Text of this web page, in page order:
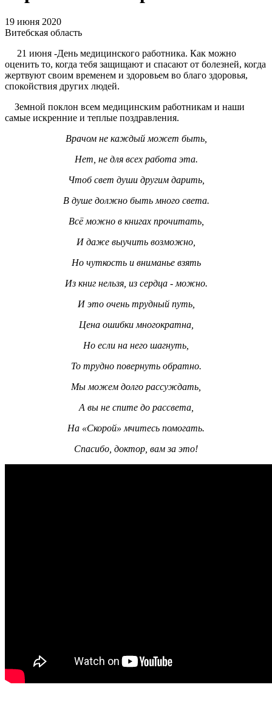
19 июня 2020
Витебская область
21 июня -День медицинского работника. Как можно
оценить то, когда тебя защищают и спасают от болезней, когда
жертвуют своим временем и здоровьем во благо здоровья,
спокойствия других людей.
Земной поклон всем медицинским работникам и наши
самые искренние и теплые поздравления.
Врачом не каждый может быть,
Нет, не для всех работа эта.
Чтоб свет души другим дарить,
В душе должно быть много света.
Всё можно в книгах прочитать,
И даже выучить возможно,
Но чуткость и вниманье взять
Из книг нельзя, из сердца - можно.
И это очень трудный путь,
Цена ошибки многократна,
Но если на него шагнуть,
То трудно повернуть обратно.
Мы можем долго рассуждать,
А вы не спите до рассвета,
На «Скорой» мчитесь помогать.
Спасибо, доктор, вам за это!